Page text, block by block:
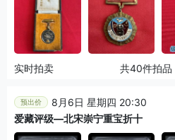
实时拍卖 共40件拍品
预出价
8月6日 星期四 20:30
爱藏评级—北宋崇宁重宝折十